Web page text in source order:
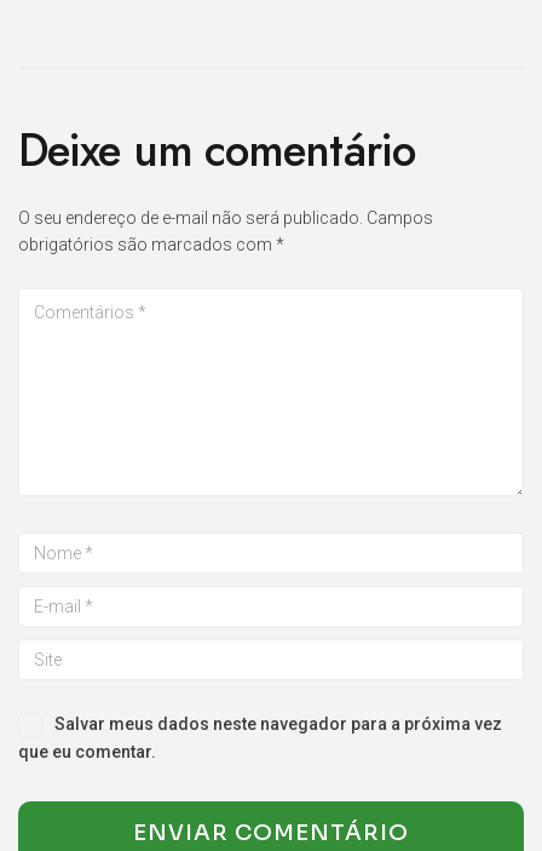
Deixe um comentário
O seu endereço de e-mail não será publicado. Campos
obrigatórios são marcados com *
Salvar meus dados neste navegador para a próxima vez
que eu comentar.